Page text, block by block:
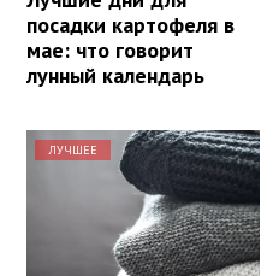
посадки картофеля в
мае: что говорит
лунный календарь
ЛУЧШЕЕ